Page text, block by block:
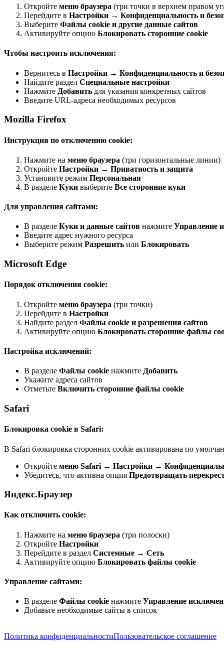
Откройте меню браузера (три точки в верхнем правом
Перейдите в Настройки → Конфиденциальность и
Выберите Файлы cookie и другие данные сайтов
Активируйте опцию Блокировать сторонние cookie
Чтобы настроить исключения:
Вернитесь в Настройки → Конфиденциальность и
Найдите раздел Специальные настройки
Нажмите Добавить для указания конкретных сайтов
Введите URL-адреса необходимых ресурсов
Mozilla Firefox
Инструкция по отключению cookie:
Нажмите на меню браузера (три горизонтальные линии)
Откройте Настройки → Приватность и защита
Установите режим Персональная
В разделе Куки выберите Все сторонние куки
Для управления сайтами:
В разделе Куки и данные сайтов нажмите Управление
Введите адрес нужного ресурса
Выберите режим Разрешить или Блокировать
Microsoft Edge
Порядок отключения cookie:
Откройте меню браузера (три точки)
Перейдите в Настройки
Найдите раздел Файлы cookie и разрешения сайтов
Активируйте опцию Блокировать сторонние файлы
Настройка исключений:
В разделе Файлы cookie нажмите Добавить
Укажите адреса сайтов
Отметьте Включить сторонние файлы cookie
Safari
Блокировка cookie в Safari:
В Safari блокировка сторонних cookie активирована по
Откройте меню Safari → Настройки →
Убедитесь, что активна опция Предотвращать
Яндекс.Браузер
Как отключить cookie:
Нажмите на меню браузера (три полоски)
Откройте Настройки
Перейдите в раздел Системные → Сеть
Активируйте опцию Блокировать файлы cookie
Управление сайтами:
В разделе Файлы cookie нажмите Управление
Добавьте необходимые сайты в список
Политика конфиденциальностиПользовательское соглашение